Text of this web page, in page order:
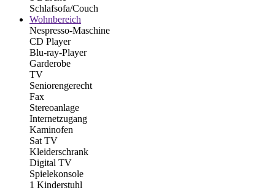
Schlafsofa/Couch
Wohnbereich
Nespresso-Maschine
CD Player
Blu-ray-Player
Garderobe
TV
Seniorengerecht
Fax
Stereoanlage
Internetzugang
Kaminofen
Sat TV
Kleiderschrank
Digital TV
Spielekonsole
1 Kinderstuhl